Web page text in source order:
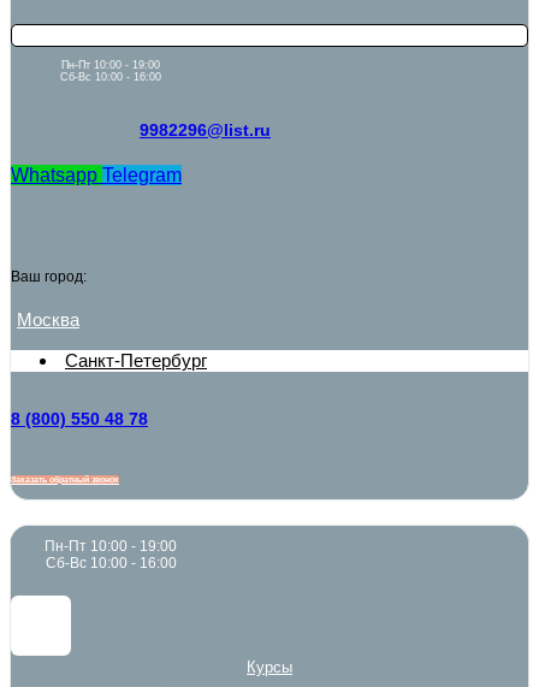
Пн-Пт 10:00 - 19:00
Сб-Вс 10:00 - 16:00
9982296@list.ru
Whatsapp Telegram
Ваш город:
Москва
Санкт-Петербург
8 (800) 550 48 78
Заказать обратный звонок
Пн-Пт 10:00 - 19:00
Сб-Вс 10:00 - 16:00
Курсы